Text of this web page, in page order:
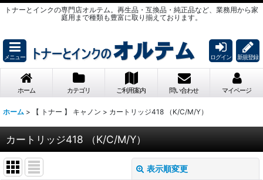
トナーとインクの専門店オルテム。再生品・互換品・純正品など、業務用から家
庭用まで種類も豊富に取り揃えております。
メニュー ログイン 新規登録
ホーム カテゴリ ご利用案内 問い合わせ マイページ
ホーム > 【 トナー 】 キャノン > カートリッジ418 （K/C/M/Y）
カートリッジ418 （K/C/M/Y）
表示順変更